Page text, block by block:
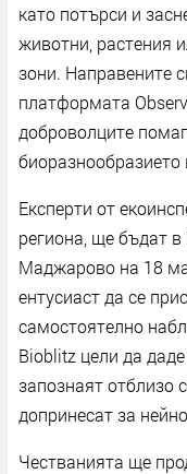
като потърси и
животни, растения
зони. Направените
платформата
доброволците
Експерти от
региона, ще бъдат
Маджарово на 18
ентусиаст да се
самостоятелно
Bioblitz цели да
запознаят отблизо
допринесат за
Честванията ще